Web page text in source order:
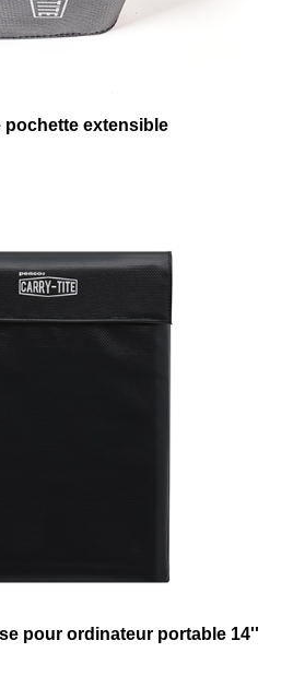
pochette extensible
pour ordinateur portable 14''